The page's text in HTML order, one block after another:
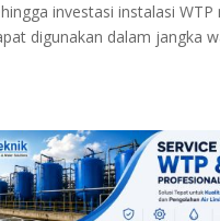
investasi instalasi WTP
digunakan dalam jangka